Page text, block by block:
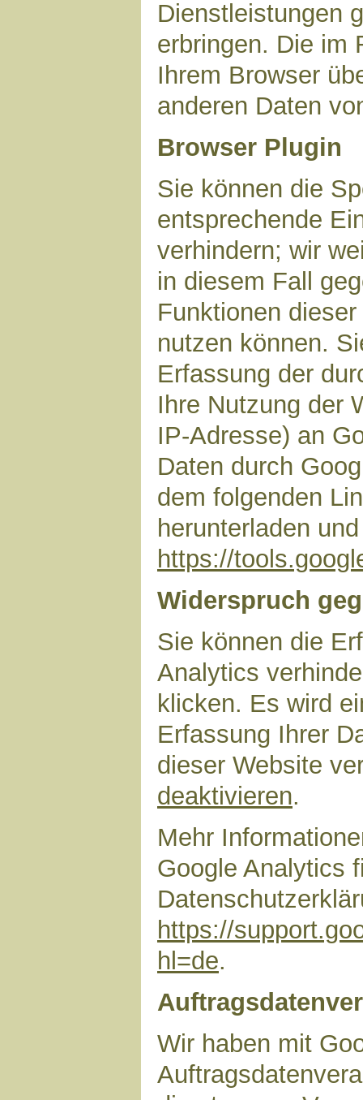
Dienstleistungen
erbringen. Die im
Ihrem Browser
anderen Daten
Browser Plugin
Sie können die
entsprechende
verhindern; wir
in diesem Fall
Funktionen
nutzen können.
Erfassung der
Ihre Nutzung der
IP-Adresse) an
Daten durch
dem folgenden
herunterladen
https://
Widerspruch
Sie können die
Analytics
klicken. Es wird
Erfassung Ihrer
dieser Website
deaktivieren.
Mehr
Google Analytics
https://
hl=de.
Wir haben mit